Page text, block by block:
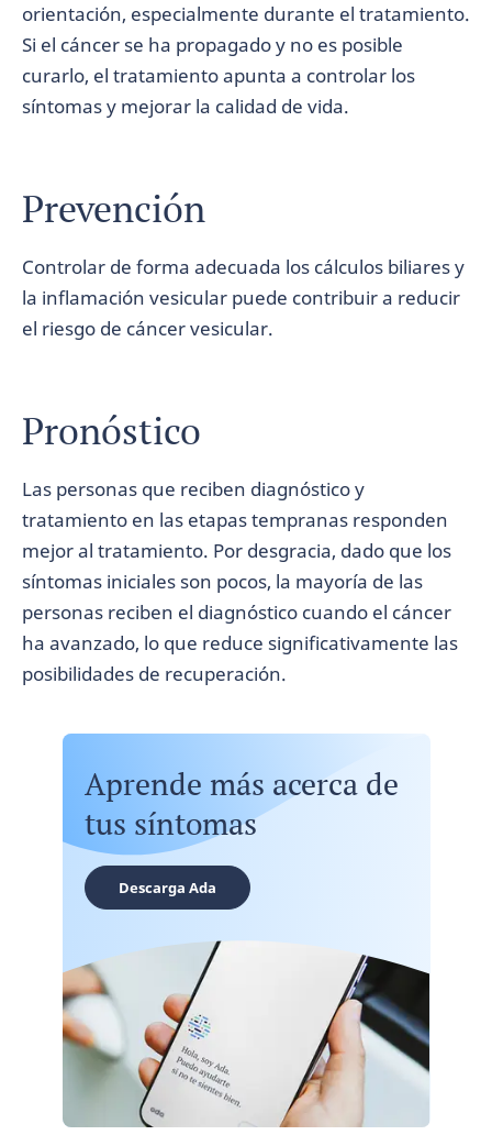
orientación, especialmente durante el tratamiento.
Si el cáncer se ha propagado y no es posible
curarlo, el tratamiento apunta a controlar los
síntomas y mejorar la calidad de vida.
Prevención
Controlar de forma adecuada los cálculos biliares y
la inflamación vesicular puede contribuir a reducir
el riesgo de cáncer vesicular.
Pronóstico
Las personas que reciben diagnóstico y
tratamiento en las etapas tempranas responden
mejor al tratamiento. Por desgracia, dado que los
síntomas iniciales son pocos, la mayoría de las
personas reciben el diagnóstico cuando el cáncer
ha avanzado, lo que reduce significativamente las
posibilidades de recuperación.
Aprende más acerca de
tus síntomas
Descarga Ada